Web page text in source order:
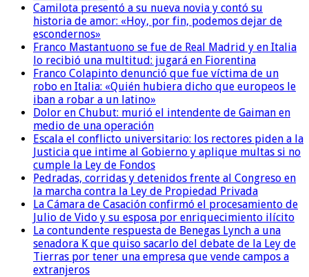
Camilota presentó a su nueva novia y contó su
historia de amor: «Hoy, por fin, podemos dejar de
escondernos»
Franco Mastantuono se fue de Real Madrid y en Italia
lo recibió una multitud: jugará en Fiorentina
Franco Colapinto denunció que fue víctima de un
robo en Italia: «Quién hubiera dicho que europeos le
iban a robar a un latino»
Dolor en Chubut: murió el intendente de Gaiman en
medio de una operación
Escala el conflicto universitario: los rectores piden a la
Justicia que intime al Gobierno y aplique multas si no
cumple la Ley de Fondos
Pedradas, corridas y detenidos frente al Congreso en
la marcha contra la Ley de Propiedad Privada
La Cámara de Casación confirmó el procesamiento de
Julio de Vido y su esposa por enriquecimiento ilícito
La contundente respuesta de Benegas Lynch a una
senadora K que quiso sacarlo del debate de la Ley de
Tierras por tener una empresa que vende campos a
extranjeros